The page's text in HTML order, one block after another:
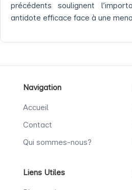
précédents soulignent
antidote efficace face à une
Navigation
Accueil
Contact
Qui sommes-nous?
Liens Utiles